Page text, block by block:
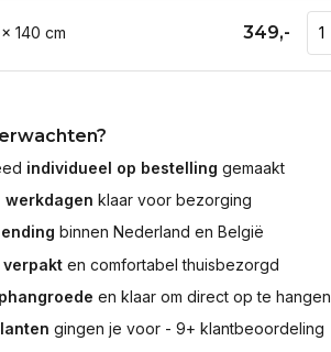
140 cm 349,-
individueel op bestelling gemaakt
werkdagen klaar voor bezorging
binnen Nederland en België
en comfortabel thuisbezorgd
en klaar om direct op te hangen
gingen je voor - 9+ klantbeoordeling